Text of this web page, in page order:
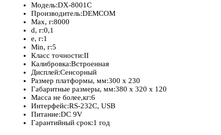
Модель:DX-8001C
Производитель:DEMCOM
Max, г:8000
d, г:0,1
e, г:1
Min, г:5
Класс точности:II
Калибровка:Встроенная
Дисплей:Сенсорный
Размер платформы, мм:300 х 230
Габаритные размеры, мм:380 х 320 х 120
Масса не более,кг:6
Интерфейс:RS-232C, USB
Питание:DC 9V
Гарантийный срок:1 год